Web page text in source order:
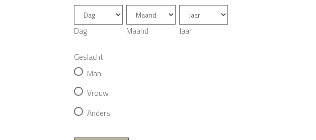
Dag Maand Jaar
Geslacht
Man
Vrouw
Anders